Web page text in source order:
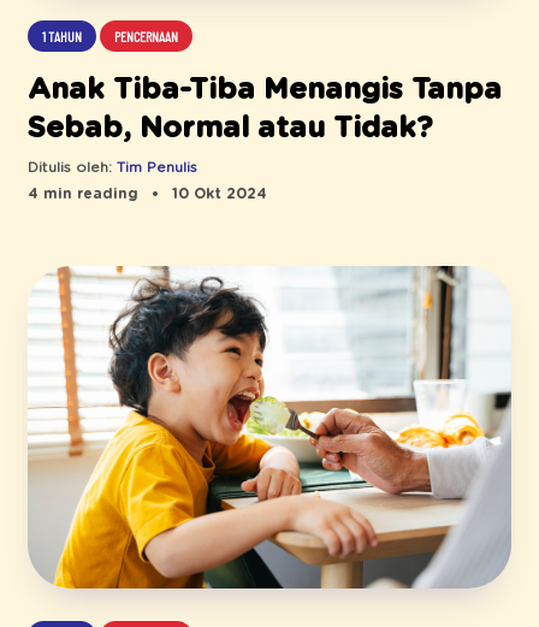
1 TAHUN PENCERNAAN
Anak Tiba-Tiba Menangis Tanpa
Sebab, Normal atau Tidak?
Ditulis oleh: Tim Penulis
4 min reading
10 Okt 2024